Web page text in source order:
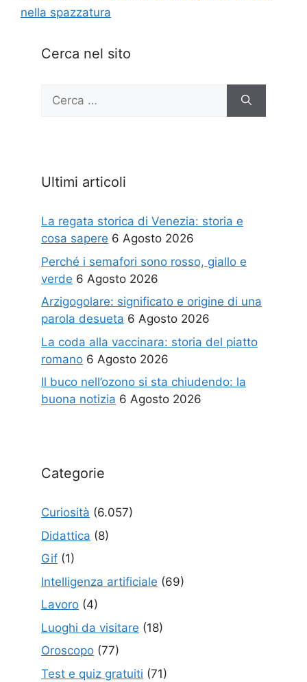
nella spazzatura
Cerca nel sito
Ricerca
Ultimi articoli
La regata storica di Venezia: storia e
cosa sapere 6 Agosto 2026
Perché i semafori sono rosso, giallo e
verde 6 Agosto 2026
Arzigogolare: significato e origine di una
parola desueta 6 Agosto 2026
La coda alla vaccinara: storia del piatto
romano 6 Agosto 2026
Il buco nell’ozono si sta chiudendo: la
buona notizia 6 Agosto 2026
Categorie
Curiosità (6.057)
Didattica (8)
Gif (1)
Intelligenza artificiale (69)
Lavoro (4)
Luoghi da visitare (18)
Oroscopo (77)
Test e quiz gratuiti (71)